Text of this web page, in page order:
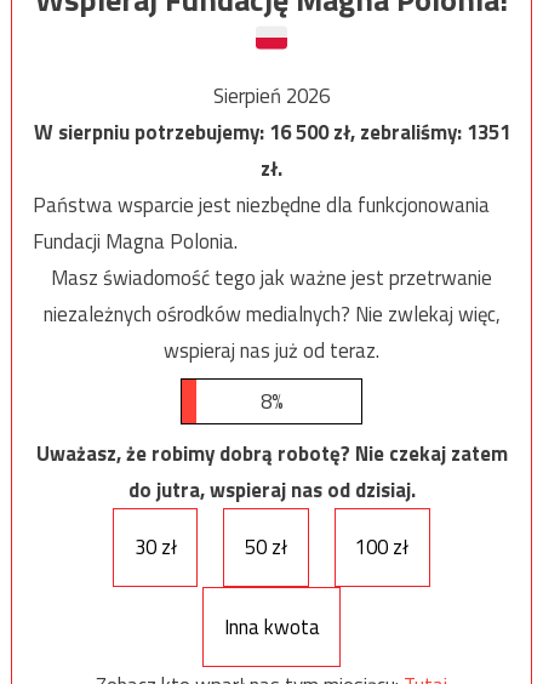
Sierpień 2026
W sierpniu potrzebujemy:16 500zł, zebraliśmy:1351
zł.
Państwa wsparcie jest niezbędne dla funkcjonowania
Fundacji Magna Polonia.
Masz świadomość tego jak ważne jest przetrwanie
niezależnych ośrodków medialnych? Nie zwlekaj więc,
wspieraj nas już od teraz.
8%
Uważasz, że robimy dobrą robotę? Nie czekaj zatem
do jutra, wspieraj nas od dzisiaj.
30 zł
50 zł 100 zł
Inna kwota